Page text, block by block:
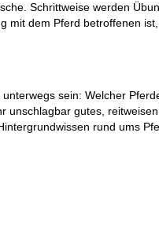
Schrittweise werden
dem Pferd betroffenen
sein: Welcher
gutes,
rund ums